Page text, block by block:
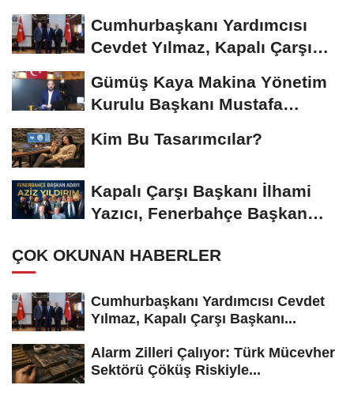
Cumhurbaşkanı Yardımcısı
Cevdet Yılmaz, Kapalı Çarşı
Gümüş Kaya Makina Yönetim
Kurulu Başkanı Mustafa
Kim Bu Tasarımcılar?
Kapalı Çarşı Başkanı İlhami
Yazıcı, Fenerbahçe Başkan
ÇOK OKUNAN HABERLER
Cumhurbaşkanı Yardımcısı Cevdet
Yılmaz, Kapalı Çarşı Başkanı...
Alarm Zilleri Çalıyor: Türk Mücevher
Sektörü Çöküş Riskiyle...